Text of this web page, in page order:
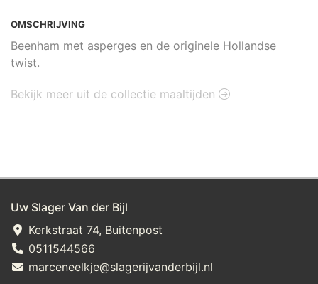
OMSCHRIJVING
Beenham met asperges en de originele Hollandse
twist.
Bekijk meer uit de collectie maaltijden
Uw Slager Van der Bijl
Kerkstraat 74, Buitenpost
0511544566
marceneelkje@slagerijvanderbijl.nl